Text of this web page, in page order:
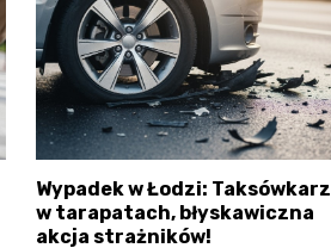
Wypadek w Łodzi: Taksówkarz
w tarapatach, błyskawiczna
akcja strażników!